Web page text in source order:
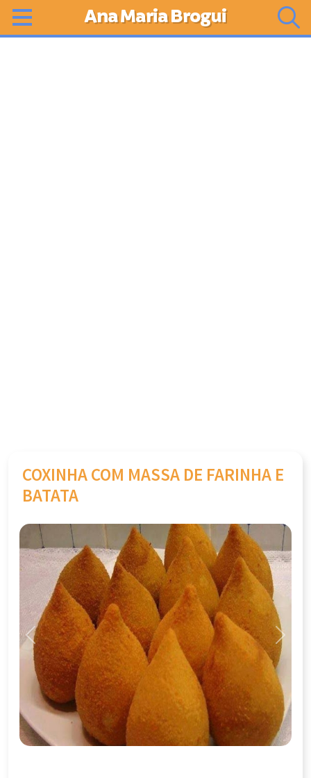
Ana Maria Brogui
COXINHA COM MASSA DE FARINHA E
BATATA
Previous Next